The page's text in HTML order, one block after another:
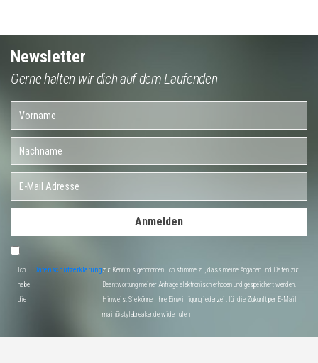
Newsletter
Gerne halten wir dich auf dem Laufenden
Anmelden
Ich
habe
die
Datenschutzerklärungzur Kenntnis genommen. Ich stimme zu, dass meine Angaben und Daten zur
Beantwortung meiner Anfrage elektronisch erhoben und gespeichert werden.
Hinweis: Sie können Ihre Einwilligung jederzeit für die Zukunft per E-Mail
mail@stylebreaker.de widerrufen